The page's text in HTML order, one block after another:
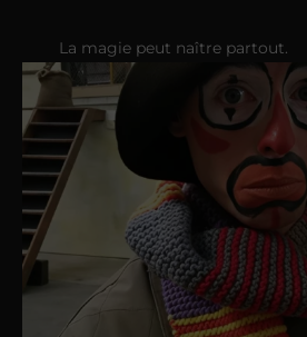
La magie peut naître partout.